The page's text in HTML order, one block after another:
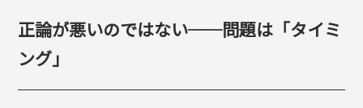
正論が悪いのではない──問題は「タイミ
ング」